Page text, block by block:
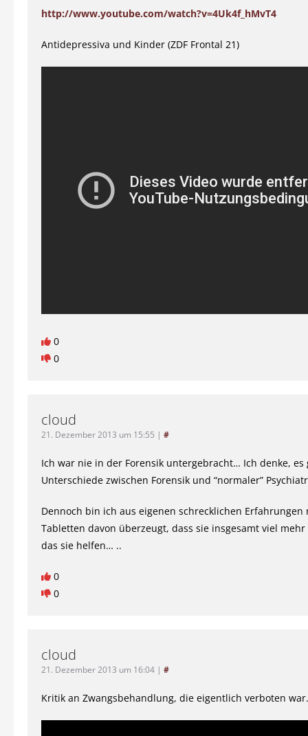
http://www.youtube.com/watch?v=4Uk4f_hMvT4
Antidepressiva und Kinder (ZDF Frontal 21)
0
0
cloud
21. Dezember 2013 um 15:55 | #
Ich war nie in der Forensik untergebracht… Ich denke, es
Unterschiede zwischen Forensik und “normaler”
Dennoch bin ich aus eigenen schrecklichen Erfahrungen
Tabletten davon überzeugt, dass sie insgesamt viel
das sie helfen… ..
0
0
cloud
21. Dezember 2013 um 16:04 | #
Kritik an Zwangsbehandlung, die eigentlich verboten